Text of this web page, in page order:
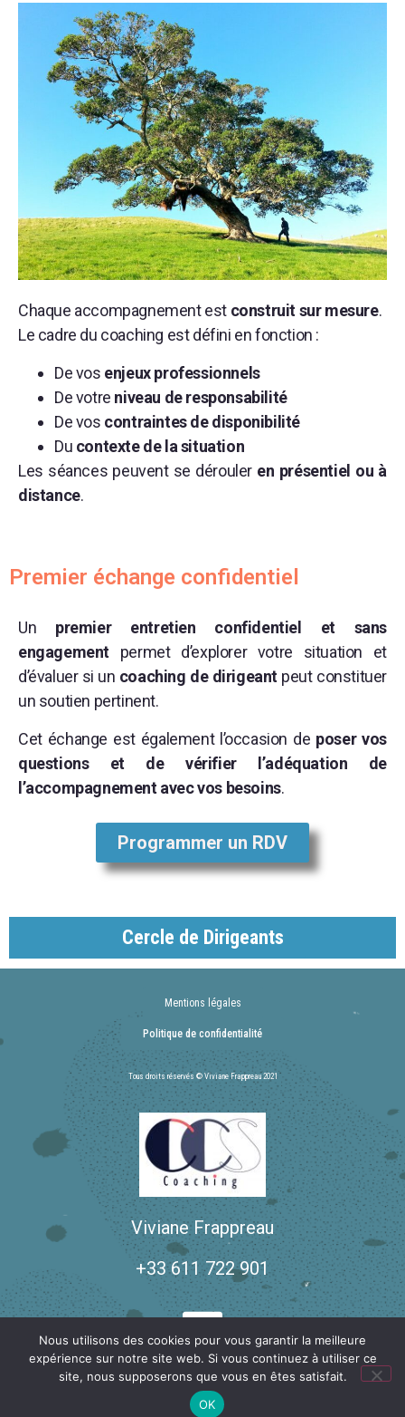
Chaque accompagnement est construit sur mesure.
Le cadre du coaching est défini en fonction :
De vos enjeux professionnels
De votre niveau de responsabilité
De vos contraintes de disponibilité
Du contexte de la situation
Les séances peuvent se dérouler en présentiel ou à
distance.
Premier échange confidentiel
Un premier entretien confidentiel et sans
engagement permet d’explorer votre situation et
d’évaluer si un coaching de dirigeantpeut constituer
un soutien pertinent.
Cet échange est également l’occasion de poser vos
questions et de vérifier l’adéquation de
l’accompagnement avec vos besoins.
Programmer un RDV
Cercle de Dirigeants
Mentions légales
Politique de confidentialité
Tous droits réservés © Viviane Frappreau 2021
Viviane Frappreau
+33 611 722 901
Nous utilisons des cookies pour vous garantir la meilleure
expérience sur notre site web. Si vous continuez à utiliser ce
site, nous supposerons que vous en êtes satisfait.
OK